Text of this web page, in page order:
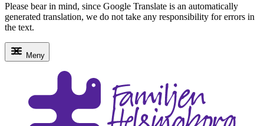
Please bear in mind, since Google Translate is an automatically
generated translation, we do not take any responsibility for errors in
the text.
Meny